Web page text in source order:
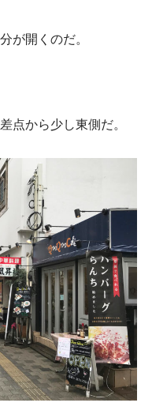
が開くのだ。
点から少し東側だ。